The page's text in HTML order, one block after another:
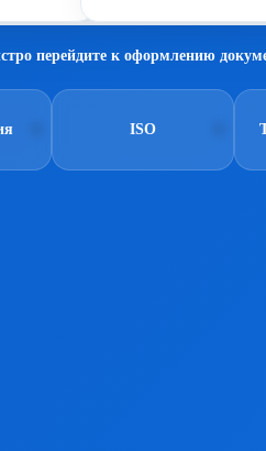
перейдите к оформлению
ISO